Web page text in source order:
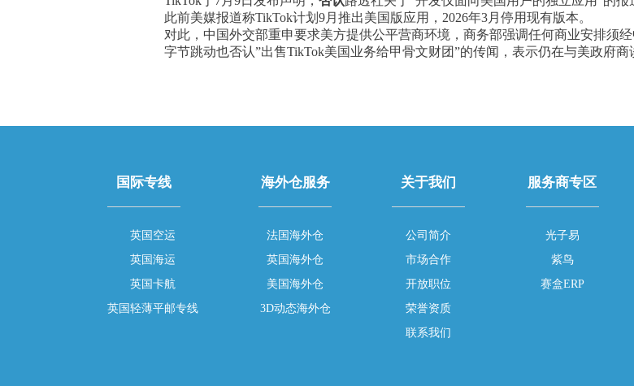
此前美媒报道称TikTok计划9月推出美国版应用，2026年3月停用现有版本。
对此，中国外交部重申要求美方提供公平营商环境，商务部强调任何商业安排须经
字节跳动也否认”出售TikTok美国业务给甲骨文财团”的传闻，表示仍在与美政府商
国际专线
英国空运
英国海运
英国卡航
英国轻薄平邮专线
海外仓服务
法国海外仓
英国海外仓
美国海外仓
3D动态海外仓
关于我们
公司简介
市场合作
开放职位
荣誉资质
联系我们
服务商专区
光子易
紫鸟
赛盒ERP